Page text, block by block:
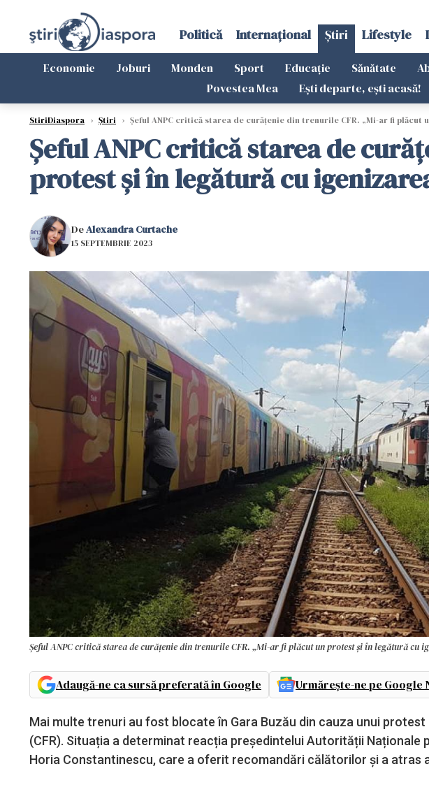
Politică Internațional Știri Lifestyle
Economie Joburi Monden Sport Educație Sănătate
Povestea Mea
Ești departe, ești acasă!
StiriDiaspora › Știri › Şeful ANPC critică starea de curățenie din trenurile CFR. „Mi-ar fi
Şeful ANPC critică starea de
protest şi în legătură cu
DeAlexandra Curtache
15 SEPTEMBRIE 2023
Şeful ANPC critică starea de curățenie din trenurile CFR. „Mi-ar fi plăcut un protest şi în legătură cu
Adaugă-ne ca sursă preferată în Google Urmărește-ne pe Google
Mai multe trenuri au fost blocate în Gara Buzău din cauza unui
(CFR). Situația a determinat reacția președintelui Autorității
Horia Constantinescu, care a oferit recomandări călătorilor și a atras